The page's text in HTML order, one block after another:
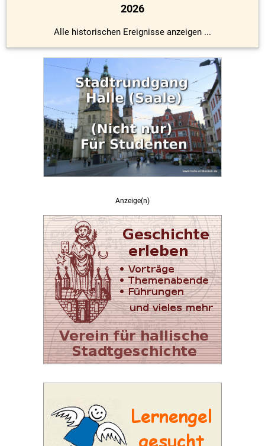
2026
Alle historischen Ereignisse anzeigen ...
Anzeige(n)